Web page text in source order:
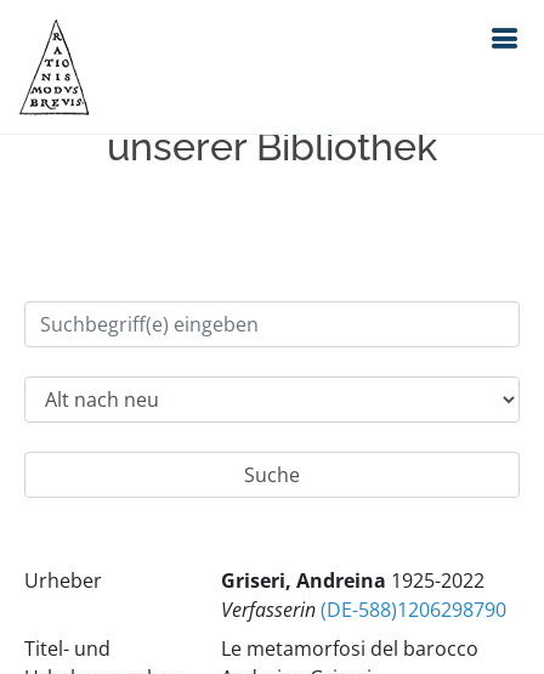
Einfache Suche im Bestand
unserer Bibliothek
Urheber Griseri, Andreina 1925-2022
Verfasserin(DE-588)1206298790
Titel- und
Le metamorfosi del barocco